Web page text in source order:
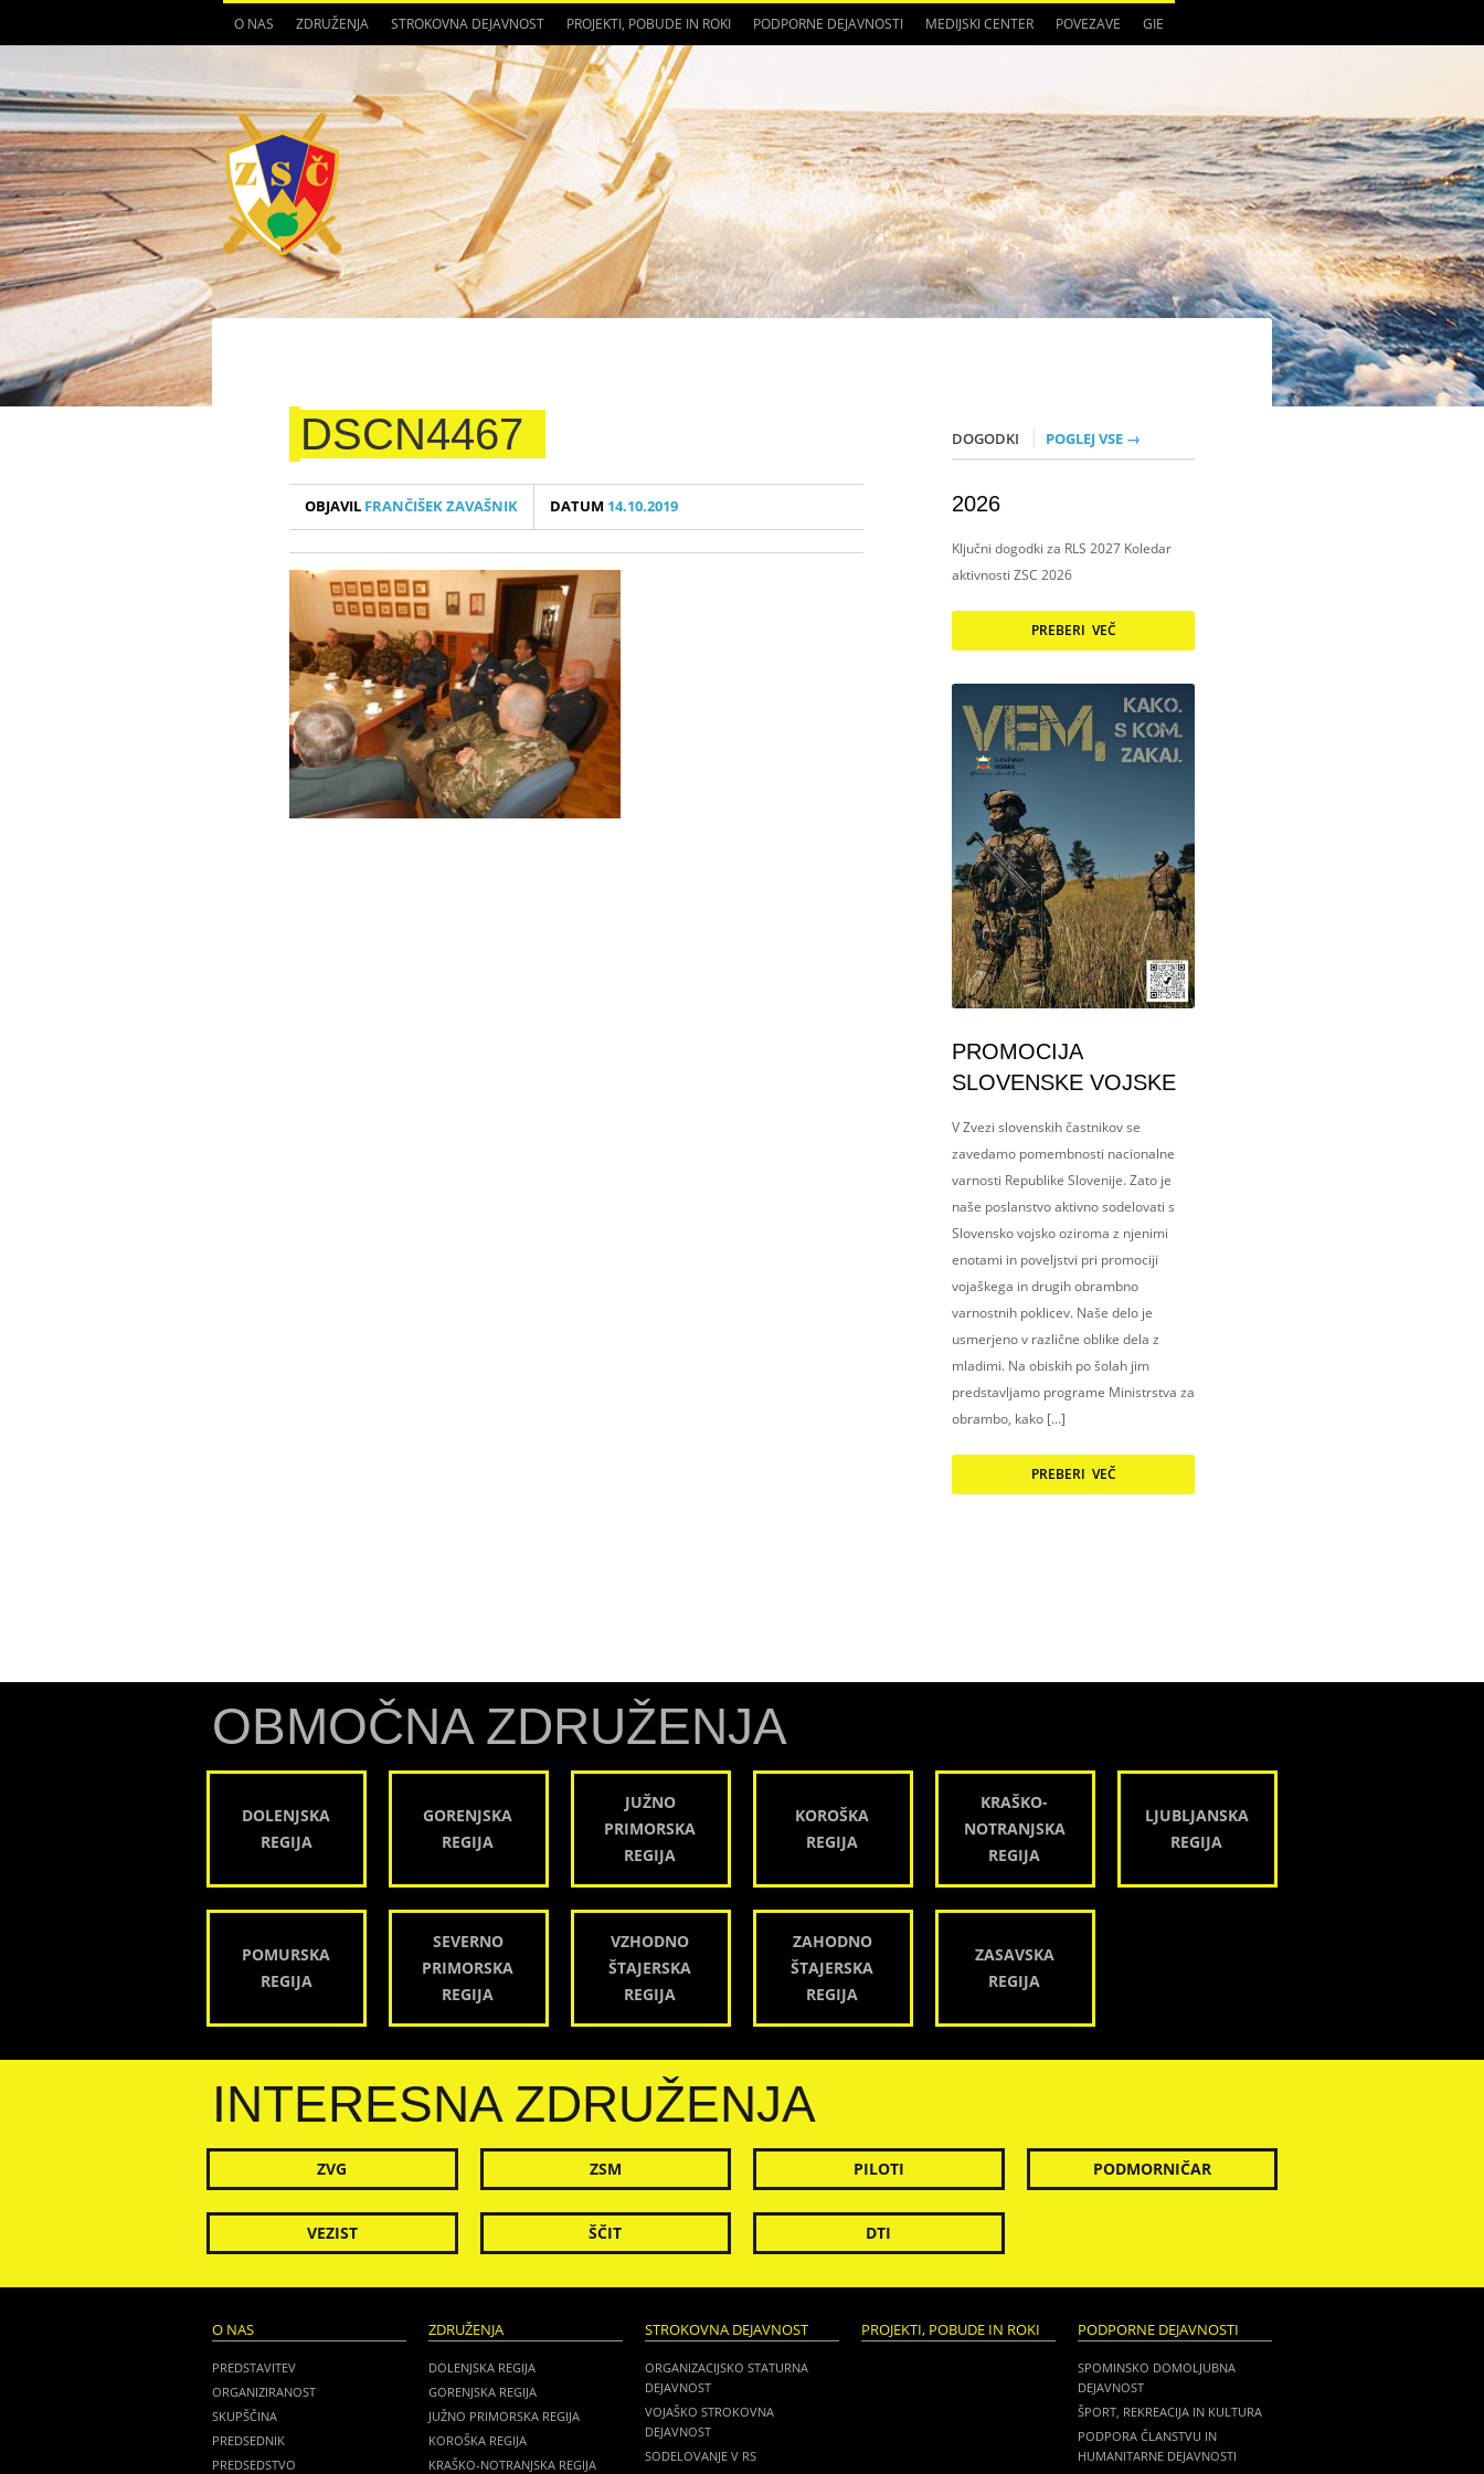
O NAS ZDRUŽENJA STROKOVNA DEJAVNOST PROJEKTI, POBUDE IN ROKI PODPORNE DEJAVNOSTI MEDIJSKI CENTER POVEZAVE GIE
DSCN4467
OBJAVIL FRANČIŠEK ZAVAŠNIK DATUM 14.10.2019
DOGODKI POGLEJ VSE →
2026
Ključni dogodki za RLS 2027 Koledar
aktivnosti ZSC 2026
PREBERI VEČ
PROMOCIJA
SLOVENSKE VOJSKE
V Zvezi slovenskih častnikov se
zavedamo pomembnosti nacionalne
varnosti Republike Slovenije. Zato je
naše poslanstvo aktivno sodelovati s
Slovensko vojsko oziroma z njenimi
enotami in poveljstvi pri promociji
vojaškega in drugih obrambno
varnostnih poklicev. Naše delo je
usmerjeno v različne oblike dela z
mladimi. Na obiskih po šolah jim
predstavljamo programe Ministrstva za
obrambo, kako […]
PREBERI VEČ
OBMOČNA ZDRUŽENJA
DOLENJSKA
REGIJA
GORENJSKA
REGIJA
JUŽNO
PRIMORSKA
REGIJA
KOROŠKA
REGIJA
KRAŠKO-
NOTRANJSKA
REGIJA
LJUBLJANSKA
REGIJA
POMURSKA
REGIJA
SEVERNO
PRIMORSKA
REGIJA
VZHODNO
ŠTAJERSKA
REGIJA
ZAHODNO
ŠTAJERSKA
REGIJA
ZASAVSKA
REGIJA
INTERESNA ZDRUŽENJA
ZVG ZSM PILOTI PODMORNIČAR
VEZIST ŠČIT DTI
O NAS
PREDSTAVITEV
ORGANIZIRANOST
SKUPŠČINA
PREDSEDNIK
PREDSEDSTVO
ZDRUŽENJA
DOLENJSKA REGIJA
GORENJSKA REGIJA
JUŽNO PRIMORSKA REGIJA
KOROŠKA REGIJA
KRAŠKO-NOTRANJSKA REGIJA
STROKOVNA DEJAVNOST
ORGANIZACIJSKO STATURNA
DEJAVNOST
VOJAŠKO STROKOVNA
DEJAVNOST
SODELOVANJE V RS
PROJEKTI, POBUDE IN ROKI PODPORNE DEJAVNOSTI
SPOMINSKO DOMOLJUBNA
DEJAVNOST
ŠPORT, REKREACIJA IN KULTURA
PODPORA ČLANSTVU IN
HUMANITARNE DEJAVNOSTI